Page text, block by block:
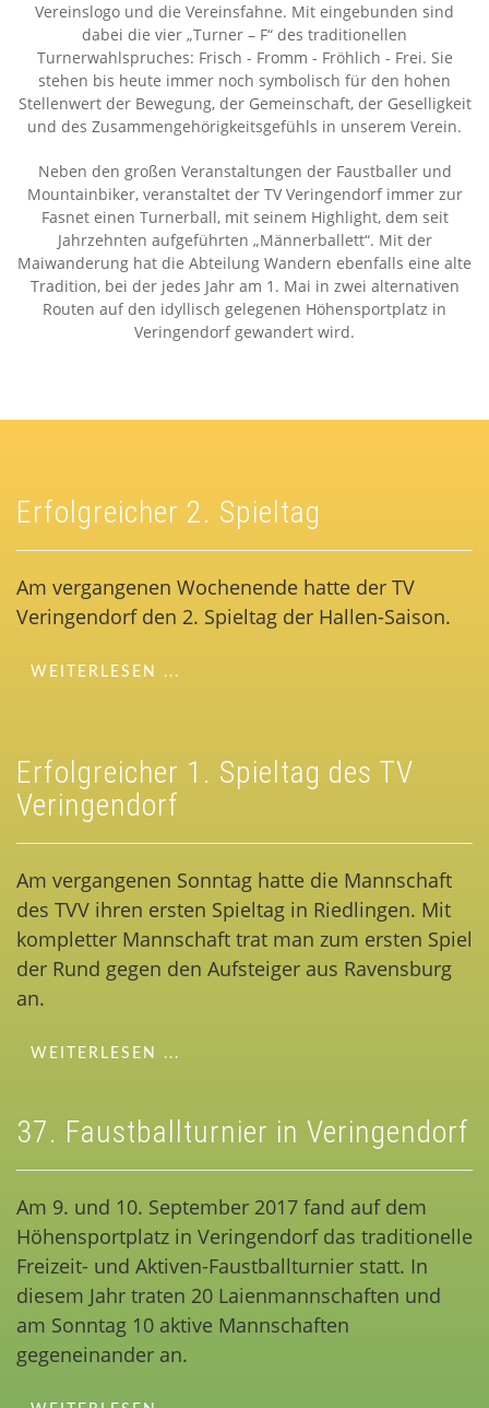
Vereinslogo und die Vereinsfahne. Mit eingebunden sind
dabei die vier „Turner – F“ des traditionellen
Turnerwahlspruches: Frisch - Fromm - Fröhlich - Frei. Sie
stehen bis heute immer noch symbolisch für den hohen
Stellenwert der Bewegung, der Gemeinschaft, der Geselligkeit
und des Zusammengehörigkeitsgefühls in unserem Verein.
Neben den großen Veranstaltungen der Faustballer und
Mountainbiker, veranstaltet der TV Veringendorf immer zur
Fasnet einen Turnerball, mit seinem Highlight, dem seit
Jahrzehnten aufgeführten „Männerballett“. Mit der
Maiwanderung hat die Abteilung Wandern ebenfalls eine alte
Tradition, bei der jedes Jahr am 1. Mai in zwei alternativen
Routen auf den idyllisch gelegenen Höhensportplatz in
Veringendorf gewandert wird.
Erfolgreicher 2. Spieltag
Am vergangenen Wochenende hatte der TV
Veringendorf den 2. Spieltag der Hallen-Saison.
WEITERLESEN ...
Erfolgreicher 1. Spieltag des TV
Veringendorf
Am vergangenen Sonntag hatte die Mannschaft
des TVV ihren ersten Spieltag in Riedlingen. Mit
kompletter Mannschaft trat man zum ersten Spiel
der Rund gegen den Aufsteiger aus Ravensburg
an.
WEITERLESEN ...
37. Faustballturnier in Veringendorf
Am 9. und 10. September 2017 fand auf dem
Höhensportplatz in Veringendorf das traditionelle
Freizeit- und Aktiven-Faustballturnier statt. In
diesem Jahr traten 20 Laienmannschaften und
am Sonntag 10 aktive Mannschaften
gegeneinander an.